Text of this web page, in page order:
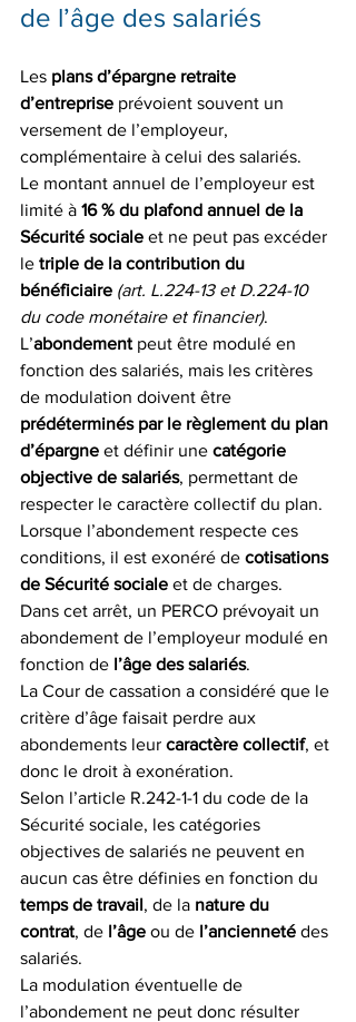
de l’âge des salariés
Les plans d’épargne retraite
d’entreprise prévoient souvent un
versement de l’employeur,
complémentaire à celui des salariés.
Le montant annuel de l’employeur est
limité à 16 % du plafond annuel de la
Sécurité sociale et ne peut pas excéder
le triple de la contribution du
bénéficiaire (art. L.224-13 et D.224-10
du code monétaire et financier).
L’abondement peut être modulé en
fonction des salariés, mais les critères
de modulation doivent être
prédéterminés par le règlement du plan
d’épargne et définir une catégorie
objective de salariés, permettant de
respecter le caractère collectif du plan.
Lorsque l’abondement respecte ces
conditions, il est exonéré de cotisations
de Sécurité sociale et de charges.
Dans cet arrêt, un PERCO prévoyait un
abondement de l’employeur modulé en
fonction de l’âge des salariés.
La Cour de cassation a considéré que le
critère d’âge faisait perdre aux
abondements leur caractère collectif, et
donc le droit à exonération.
Selon l’article R.242-1-1 du code de la
Sécurité sociale, les catégories
objectives de salariés ne peuvent en
aucun cas être définies en fonction du
temps de travail, de la nature du
contrat, de l’âge ou de l’ancienneté des
salariés.
La modulation éventuelle de
l’abondement ne peut donc résulter